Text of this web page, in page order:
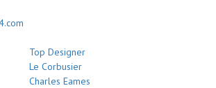
Top Designer
Le Corbusier
Charles Eames